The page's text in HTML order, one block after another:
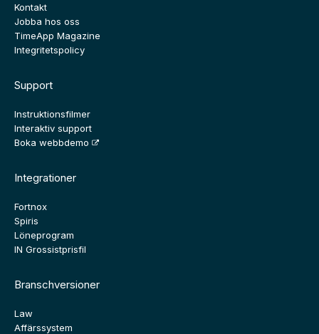
Kontakt
Jobba hos oss
TimeApp Magazine
Integritetspolicy
Support
Instruktionsfilmer
Interaktiv support
Boka webbdemo
Integrationer
Fortnox
Spiris
Löneprogram
IN Grossistprisfil
Branschversioner
Law
Affärssystem